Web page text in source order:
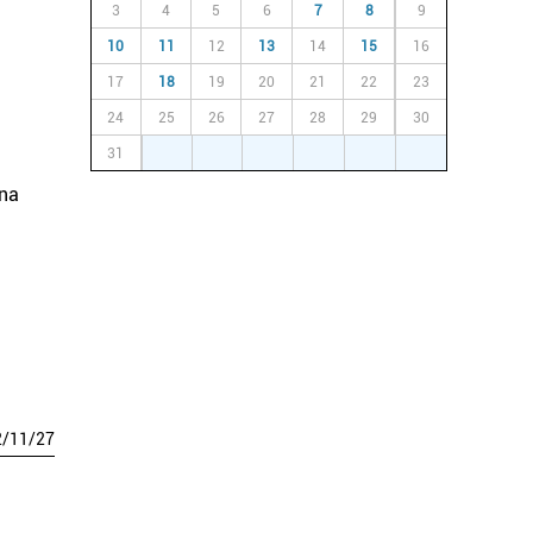
/11/27
3 4 5 6 7 8 9
10 11 12 13 14 15 16
17 18 19 20 21 22 23
24 25 26 27 28 29 30
31